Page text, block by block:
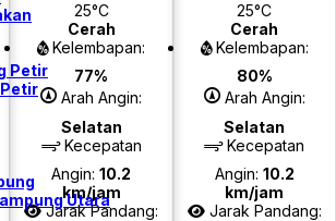
Petir
Utara
25°C
Cerah
Kelembapan:
77%
Arah Angin:
Selatan
Kecepatan
Angin:10.2
km/jam
Jarak Pandang:
25°C
Cerah
Kelembapan:
80%
Arah Angin:
Selatan
Kecepatan
Angin: 10.2
km/jam
Jarak Pandang: